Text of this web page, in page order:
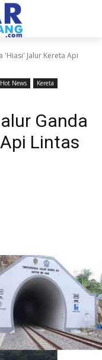
'Hiasi' Jalur Kereta Api
Hot News
Kereta
Ganda
Lintas